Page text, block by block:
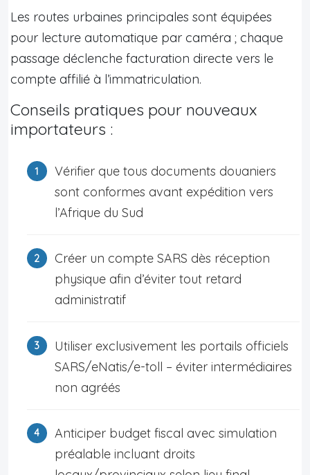
Les routes urbaines principales sont équipées
pour lecture automatique par caméra ; chaque
passage déclenche facturation directe vers le
compte affilié à l’immatriculation.
Conseils pratiques pour nouveaux
importateurs :
Vérifier que tous documents douaniers
sont conformes avant expédition vers
l’Afrique du Sud
Créer un compte SARS dès réception
physique afin d’éviter tout retard
administratif
Utiliser exclusivement les portails officiels
SARS/eNatis/e-toll – éviter intermédiaires
non agréés
Anticiper budget fiscal avec simulation
préalable incluant droits